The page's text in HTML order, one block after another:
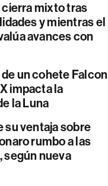
mixto tras
y mientras el
avances con
un cohete Falcon
impacta la
la Luna
su ventaja sobre
rumbo a las
nueva